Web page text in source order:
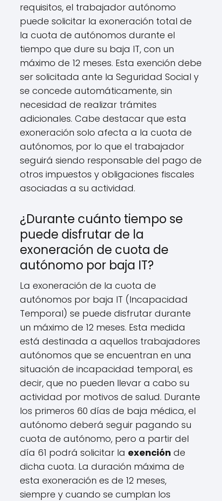
requisitos, el trabajador autónomo
puede solicitar la exoneración total de
la cuota de autónomos durante el
tiempo que dure su baja IT, con un
máximo de 12 meses. Esta exención debe
ser solicitada ante la Seguridad Social y
se concede automáticamente, sin
necesidad de realizar trámites
adicionales. Cabe destacar que esta
exoneración solo afecta a la cuota de
autónomos, por lo que el trabajador
seguirá siendo responsable del pago de
otros impuestos y obligaciones fiscales
asociadas a su actividad.
¿Durante cuánto tiempo se
puede disfrutar de la
exoneración de cuota de
autónomo por baja IT?
La exoneración de la cuota de
autónomos por baja IT (Incapacidad
Temporal) se puede disfrutar durante
un máximo de 12 meses. Esta medida
está destinada a aquellos trabajadores
autónomos que se encuentran en una
situación de incapacidad temporal, es
decir, que no pueden llevar a cabo su
actividad por motivos de salud. Durante
los primeros 60 días de baja médica, el
autónomo deberá seguir pagando su
cuota de autónomo, pero a partir del
día 61 podrá solicitar la exención de
dicha cuota. La duración máxima de
esta exoneración es de 12 meses,
siempre y cuando se cumplan los